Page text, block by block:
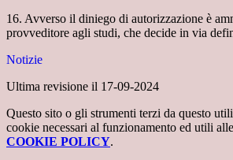
16. Avverso il diniego di autorizzazione è
provveditore agli studi, che decide in via
Notizie
Ultima revisione il 17-09-2024
Questo sito o gli strumenti terzi da questo
cookie necessari al funzionamento ed utili
COOKIE POLICY.